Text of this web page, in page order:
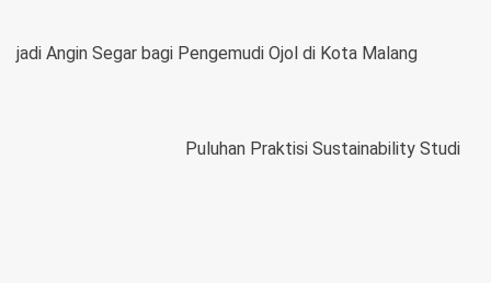
jadi Angin Segar bagi Pengemudi Ojol di Kota Malang
Puluhan Praktisi Sustainability Studi